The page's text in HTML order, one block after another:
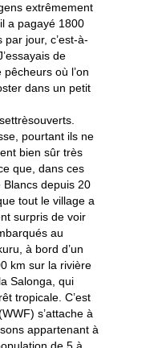
extrêmement
a pagayé 1800
jour, c’est-à-
de
où l’on
dans un petit
pourtant ils ne
bien sûr très
que, dans ces
Blancs depuis 20
tout le village a
surpris de voir
au
à bord d’un
km sur la rivière
Salonga, qui
tropicale. C’est
s’attache à
appartenant à